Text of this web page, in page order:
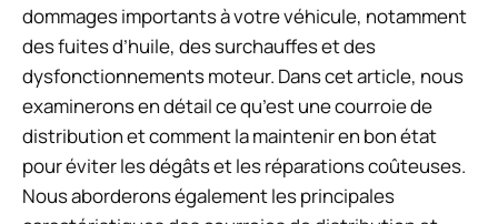
dommages importants à votre véhicule, notamment
des fuites d’huile, des surchauffes et des
dysfonctionnements moteur. Dans cet article, nous
examinerons en détail ce qu’est une courroie de
distribution et comment la maintenir en bon état
pour éviter les dégâts et les réparations coûteuses.
Nous aborderons également les principales